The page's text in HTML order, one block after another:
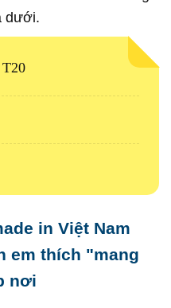
dưới.
in Việt Nam
em thích "mang
nơi